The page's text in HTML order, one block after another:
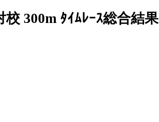
校 300m ﾀｲﾑﾚｰｽ総合結果